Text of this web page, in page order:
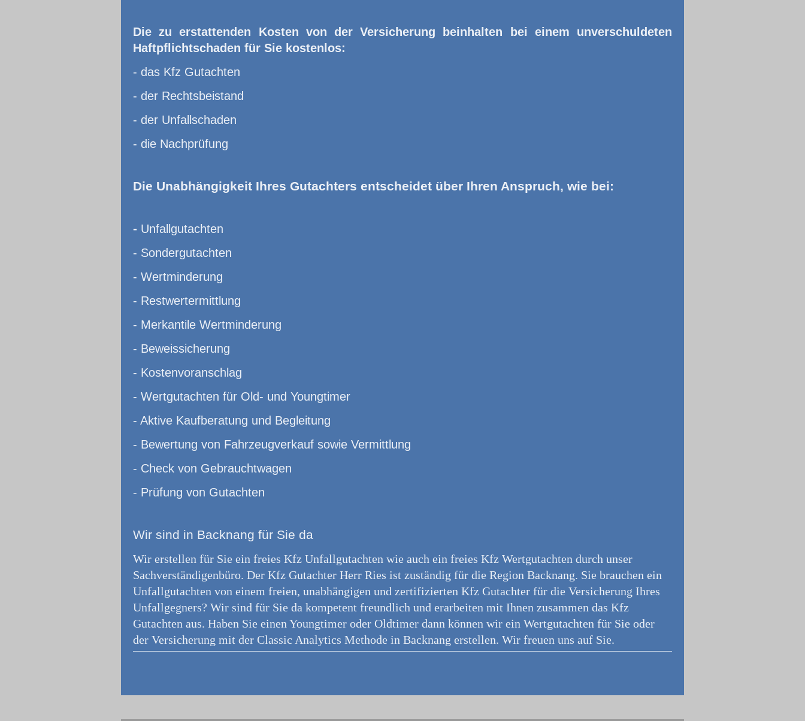
Die zu erstattenden Kosten von der Versicherung beinhalten bei einem unverschuldeten
Haftpflichtschaden für Sie kostenlos:
- das Kfz Gutachten
- der Rechtsbeistand
- der Unfallschaden
- die Nachprüfung
Die Unabhängigkeit Ihres Gutachters entscheidet über Ihren Anspruch, wie bei:
- Unfallgutachten
- Sondergutachten
- Wertminderung
- Restwertermittlung
- Merkantile Wertminderung
- Beweissicherung
- Kostenvoranschlag
- Wertgutachten für Old- und Youngtimer
- Aktive Kaufberatung und Begleitung
- Bewertung von Fahrzeugverkauf sowie Vermittlung
- Check von Gebrauchtwagen
- Prüfung von Gutachten
Wir sind in Backnang für Sie da
Wir erstellen für Sie ein freies Kfz Unfallgutachten wie auch ein freies Kfz Wertgutachten durch unser
Sachverständigenbüro. Der Kfz Gutachter Herr Ries ist zuständig für die Region Backnang. Sie brauchen ein
Unfallgutachten von einem freien, unabhängigen und zertifizierten Kfz Gutachter für die Versicherung Ihres
Unfallgegners? Wir sind für Sie da kompetent freundlich und erarbeiten mit Ihnen zusammen das Kfz
Gutachten aus. Haben Sie einen Youngtimer oder Oldtimer dann können wir ein Wertgutachten für Sie oder
der Versicherung mit der Classic Analytics Methode in Backnang erstellen. Wir freuen uns auf Sie.